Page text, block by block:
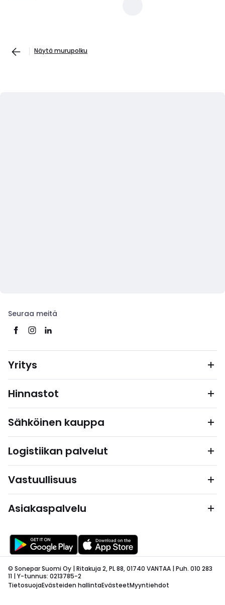
Näytä murupolku
Seuraa meitä
Yritys
Hinnastot
Sähköinen kauppa
Logistiikan palvelut
Vastuullisuus
Asiakaspalvelu
© Sonepar Suomi Oy | Ritakuja 2, PL 88, 01740 VANTAA | Puh. 010 283
11 | Y-tunnus: 0213785-2
TietosuojaEvästeiden hallintaEvästeetMyyntiehdot